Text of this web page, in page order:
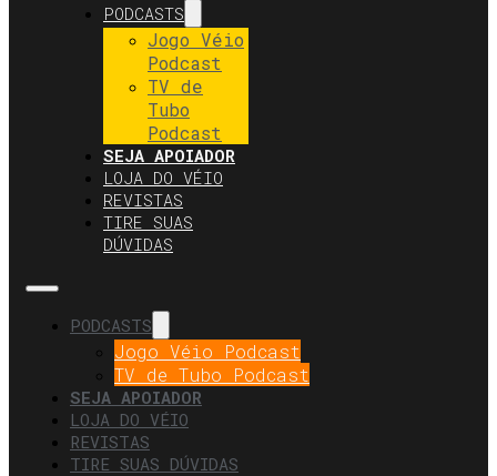
PODCASTS
Jogo Véio
Podcast
TV de
Tubo
Podcast
SEJA APOIADOR
LOJA DO VÉIO
REVISTAS
TIRE SUAS
DÚVIDAS
PODCASTS
Jogo Véio Podcast
TV de Tubo Podcast
SEJA APOIADOR
LOJA DO VÉIO
REVISTAS
TIRE SUAS DÚVIDAS